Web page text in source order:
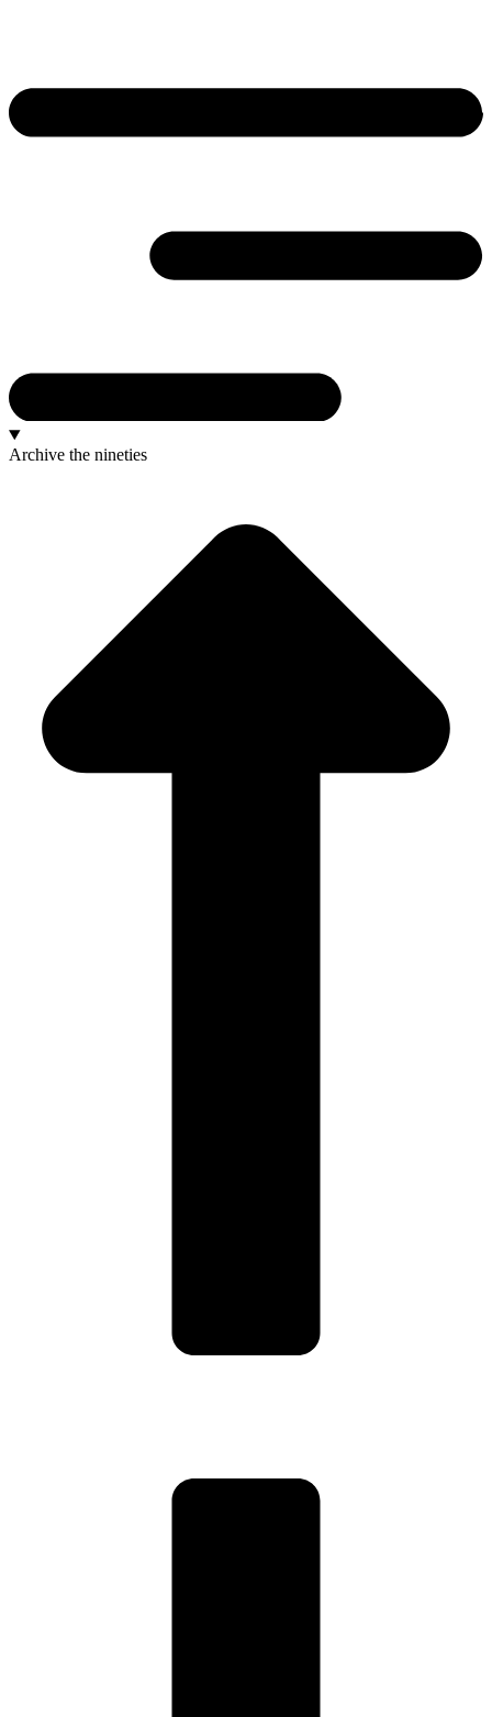
Archive the nineties